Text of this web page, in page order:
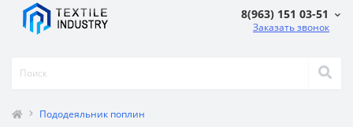
8(963) 151 03-51
Заказать звонок
Пододеяльник поплин